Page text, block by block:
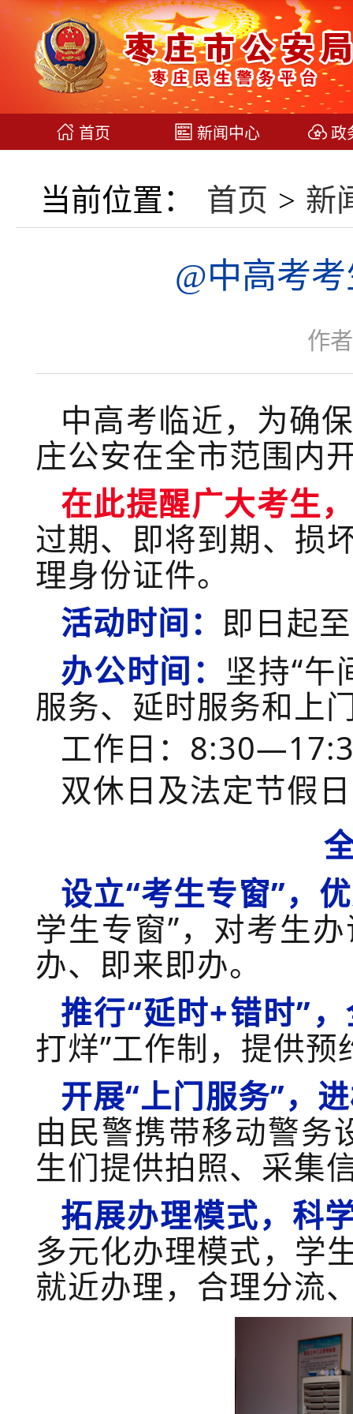
首页 新闻中心 政
当前位置： 首页 > 新
@中高考
作
中高考临近，为确
庄公安在全市范围内
在此提醒广大考生
过期、即将到期、损
理身份证件。
活动时间： 即日起
办公时间： 坚持“午
服务、延时服务和上
工作日：
双休日及法定节假
设立“考生专窗”，
学生专窗”，对考生
办、即来即办。
推行“延时+错时”
打烊”工作制， 提供预
开展“上门服务”，
由民警携带移动警务
生们提供拍照、采集
拓展办理模式，科
多元化办理模式，学
就近办理，合理分流